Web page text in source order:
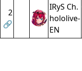
2
🔗
IRyS Ch.
hololive-
EN